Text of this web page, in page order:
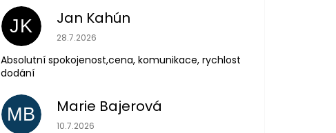
JK Jan Kahún
Hodnocení obchodu je 5 z 5 hvězdiček.
28.7.2026
Absolutní spokojenost,cena, komunikace, rychlost
dodání
MB Marie Bajerová
Hodnocení obchodu je 5 z 5 hvězdiček.
10.7.2026